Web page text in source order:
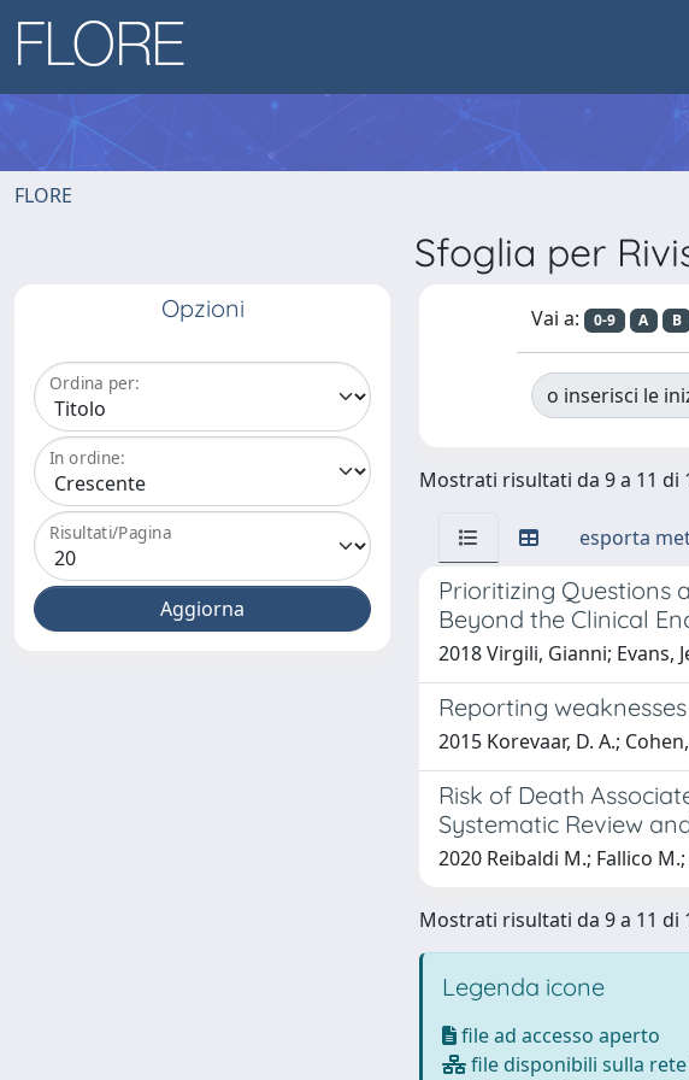
FLORE
Sfoglia per
Opzioni
Ordina per:
In ordine:
Risultati/Pagina
Vai a: 0-9 A B
o inserisci le
Mostrati risultati da 9 a 11 di
esporta
Prioritizing Questions
Beyond the Clinical
2018 Virgili, Gianni;
Reporting
2015 Korevaar, D. A.;
Risk of Death
Systematic Review
2020 Reibaldi M.; Fallico
Mostrati risultati da 9 a 11 di
Legenda icone
file ad accesso aperto
file disponibili sulla